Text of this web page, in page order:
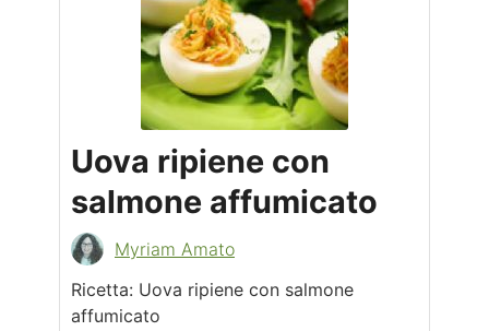
Uova ripiene con
salmone affumicato
Myriam Amato
Ricetta: Uova ripiene con salmone
affumicato